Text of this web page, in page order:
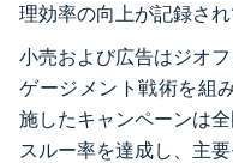
理効率の向上が記録され
小売および広告はジオ
ゲージメント戦術を組
施したキャンペーンは
スルー率を達成し、主